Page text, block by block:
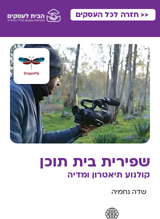
<< חזרה לכל העסקים
שפירית בית תוכן
קולנוע תיאטרון ומדיה
שדה נחמיה